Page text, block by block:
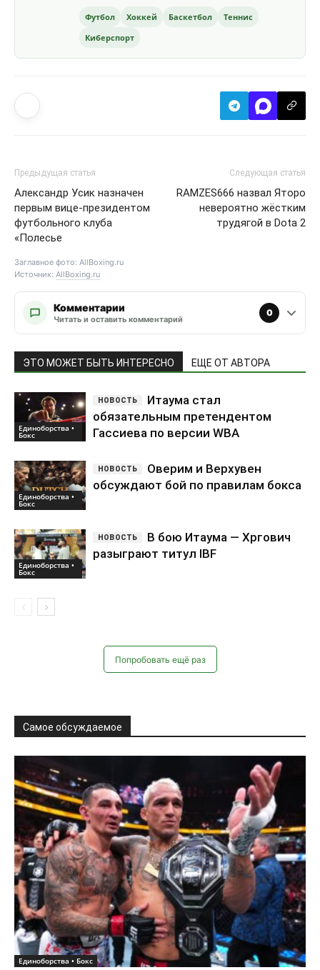
Футбол Хоккей Баскетбол
Теннис
Киберспорт
Предыдущая статья
Александр Усик назначен
первым вице-президентом
футбольного клуба
«Полесье
Следующая статья
RAMZES666 назвал Яторо
невероятно жёстким
трудягой в Dota 2
Заглавное фото: AllBoxing.ru
Источник: AllBoxing.ru
Комментарии
Читать и оставить комментарий
0
ЭТО МОЖЕТ БЫТЬ ИНТЕРЕСНО ЕЩЕ ОТ АВТОРА
Единоборства •
Бокс
Итаума стал
обязательным претендентом
Гассиева по версии WBA
Единоборства •
Бокс
Оверим и Верхувен
обсуждают бой по правилам бокса
Единоборства •
Бокс
В бою Итаума — Хргович
разыграют титул IBF
Попробовать ещё раз
Самое обсуждаемое
Единоборства • Бокс